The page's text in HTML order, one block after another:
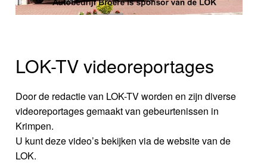
LOK-TV videoreportages
Door de redactie van LOK-TV worden en zijn diverse
videoreportages gemaakt van gebeurtenissen in
Krimpen.
U kunt deze video’s bekijken via de website van de
LOK.